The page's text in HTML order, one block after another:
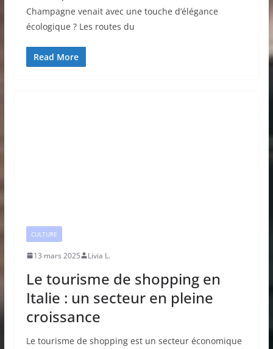
Champagne venait avec une touche d’élégance
écologique ? Les routes du
Read More
CULTURE
13 mars 2025 Livia L.
Le tourisme de shopping en
Italie : un secteur en pleine
croissance
Le tourisme de shopping est un secteur économique